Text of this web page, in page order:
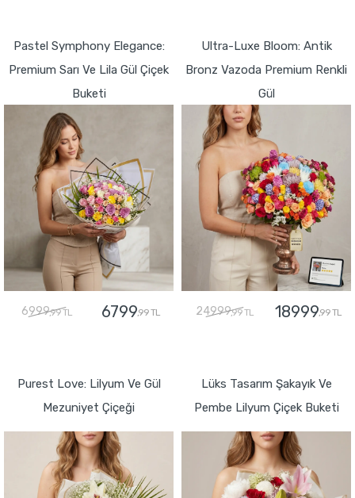
Pastel Symphony Elegance:
Premium Sarı Ve Lila Gül Çiçek
Buketi
6999,99 TL 6799,99 TL
Ultra-Luxe Bloom: Antik
Bronz Vazoda Premium Renkli
Gül
24999,99 TL 18999,99 TL
Purest Love: Lilyum Ve Gül
Mezuniyet Çiçeği
Lüks Tasarım Şakayık Ve
Pembe Lilyum Çiçek Buketi